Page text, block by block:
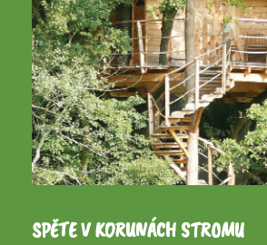
SPĚTE V KORUNÁCH STROMU